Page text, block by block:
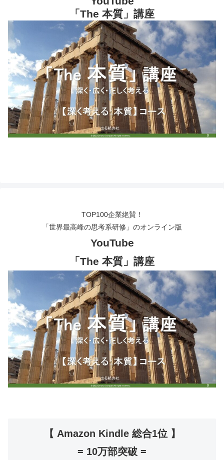
「The 本質」講座
TOP100企業絶賛！
「世界最高峰の思考系研修」のオンライン版
YouTube
「The 本質」講座
【 Amazon Kindle 総合1位 】
= 10万部突破 =